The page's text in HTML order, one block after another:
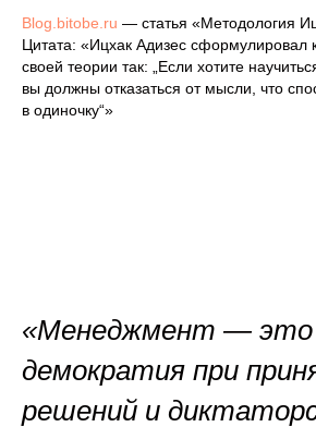
Blog.bitobe.ru — статья «Методология
Цитата: «Ицхак Адизес сформулировал
своей теории так: „Если хотите
вы должны отказаться от мысли, что
в одиночку“»
«Менеджмент — это
демократия при
решений и